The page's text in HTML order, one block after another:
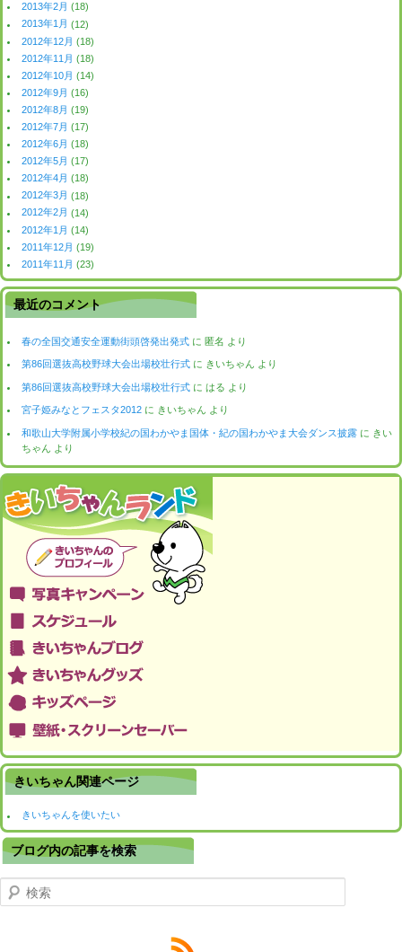
2013年2月 (18)
2013年1月 (12)
2012年12月 (18)
2012年11月 (18)
2012年10月 (14)
2012年9月 (16)
2012年8月 (19)
2012年7月 (17)
2012年6月 (18)
2012年5月 (17)
2012年4月 (18)
2012年3月 (18)
2012年2月 (14)
2012年1月 (14)
2011年12月 (19)
2011年11月 (23)
最近のコメント
春の全国交通安全運動街頭啓発出発式 に匿名 より
第86回選抜高校野球大会出場校壮行式 に きいちゃん より
第86回選抜高校野球大会出場校壮行式 にはる より
宮子姫みなとフェスタ2012 に きいちゃん より
和歌山大学附属小学校紀の国わかやま国体・紀の国わかやま大会ダンス披露 に きい
ちゃん より
きいちゃん関連ページ
きいちゃんを使いたい
ブログ内の記事を検索
検索